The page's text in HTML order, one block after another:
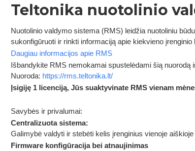
Teltonika nuotolinio
Nuotolinio valdymo sistema (RMS) leidžia nuotoliniu
sukonfigūruoti ir rinkti informaciją apie kiekvieno
Daugiau informacijos apie RMS
Išbandykite RMS nemokamai spustelėdami šią
Nuoroda: https://rms.teltonika.lt/
Įsigiję 1 licenciją, Jūs suaktyvinate RMS vienam
Savybės ir privalumai:
Centralizuota sistema:
Galimybė valdyti ir stebėti kelis įrenginius vienoje
Firmware konfigūracija bei atnaujinimas